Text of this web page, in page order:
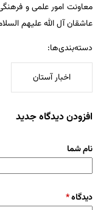
معاونت امور علمی و
عاشقان آل الله علیهم
دسته‌بندی‌ها:
اخبار آستان
افزودن دیدگاه جدید
نام شما
دیدگاه*